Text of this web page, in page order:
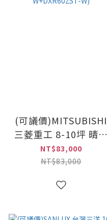
(可議價)MITSUBISHI
三菱重工 8-10坪 晴空
ZST吊隱式 變頻(冷暖)
一對一冷氣
W+DXR60ZST-W)
NT$83,000
NT$83,000